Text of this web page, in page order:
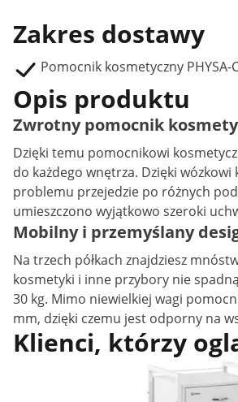
Zakres dostawy
Pomocnik kosmetyczny PHYSA-
Opis produktu
Zwrotny pomocnik
Dzięki temu pomocnikowi
do każdego wnętrza. Dzięki
problemu przejedzie po różnych
umieszczono wyjątkowo szeroki
Mobilny i przemyślany
Na trzech półkach znajdziesz
kosmetyki i inne przybory nie
30 kg. Mimo niewielkiej wagi
mm, dzięki czemu jest odporny na
Klienci, którzy